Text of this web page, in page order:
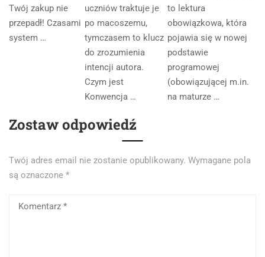
Twój zakup nie
przepadł! Czasami
system …
uczniów traktuje je
po macoszemu,
tymczasem to klucz
do zrozumienia
intencji autora.
Czym jest
Konwencja …
to lektura
obowiązkowa, która
pojawia się w nowej
podstawie
programowej
(obowiązującej m.in.
na maturze …
Zostaw odpowiedź
Twój adres email nie zostanie opublikowany. Wymagane pola
są oznaczone *